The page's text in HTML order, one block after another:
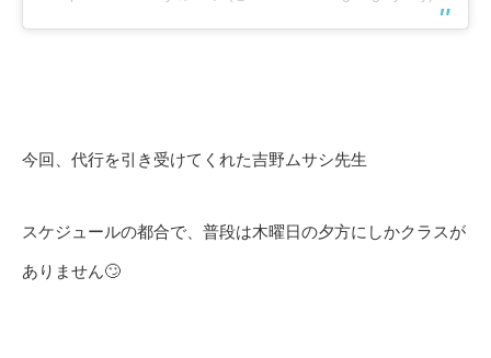
今回、代行を引き受けてくれた吉野ムサシ先生
スケジュールの都合で、普段は木曜日の夕方にしかクラスが
ありません🙄